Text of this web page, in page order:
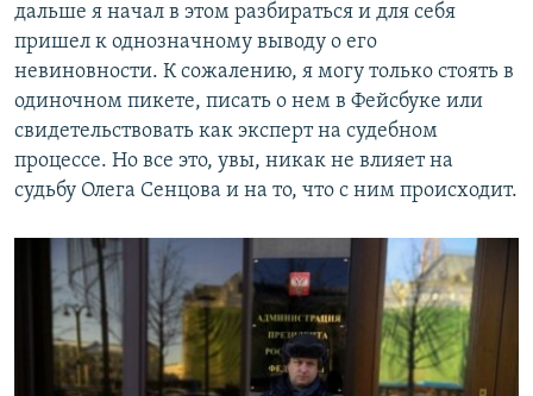
дальше я начал в этом разбираться и для себя
пришел к однозначному выводу о его
невиновности. К сожалению, я могу только стоять в
одиночном пикете, писать о нем в Фейсбуке или
свидетельствовать как эксперт на судебном
процессе. Но все это, увы, никак не влияет на
судьбу Олега Сенцова и на то, что с ним происходит.